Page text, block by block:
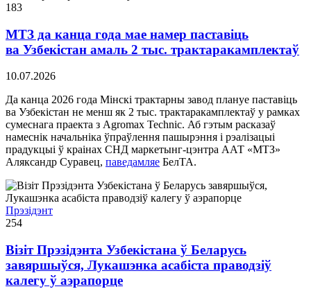
183
МТЗ да канца года мае намер паставіць
ва Узбекістан амаль 2 тыс. трактаракамплектаў
10.07.2026
Да канца 2026 года Мінскі трактарны завод плануе паставіць
ва Узбекістан не менш як 2 тыс. трактаракамплектаў у рамках
сумеснага праекта з Agromax Technic. Аб гэтым расказаў
намеснік начальніка ўпраўлення пашырэння і рэалізацыі
прадукцыі ў краінах СНД маркетынг-цэнтра ААТ «МТЗ»
Аляксандр Суравец, паведамляе БелТА.
Прэзідэнт
254
Візіт Прэзідэнта Узбекістана ў Беларусь
завяршыўся, Лукашэнка асабіста праводзіў
калегу ў аэрапорце